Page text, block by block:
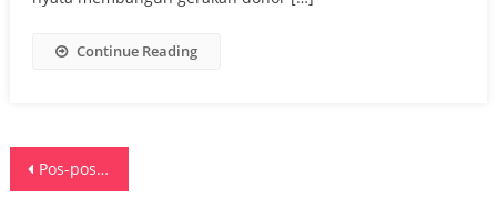
Continue Reading
Navigasi
Pos-pos lama